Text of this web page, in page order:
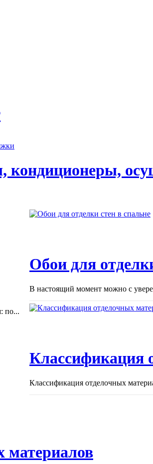
кондиционеры,
по...
Обои для
В настоящий момент можно с
Классификация
Классификация отделочных
материалов